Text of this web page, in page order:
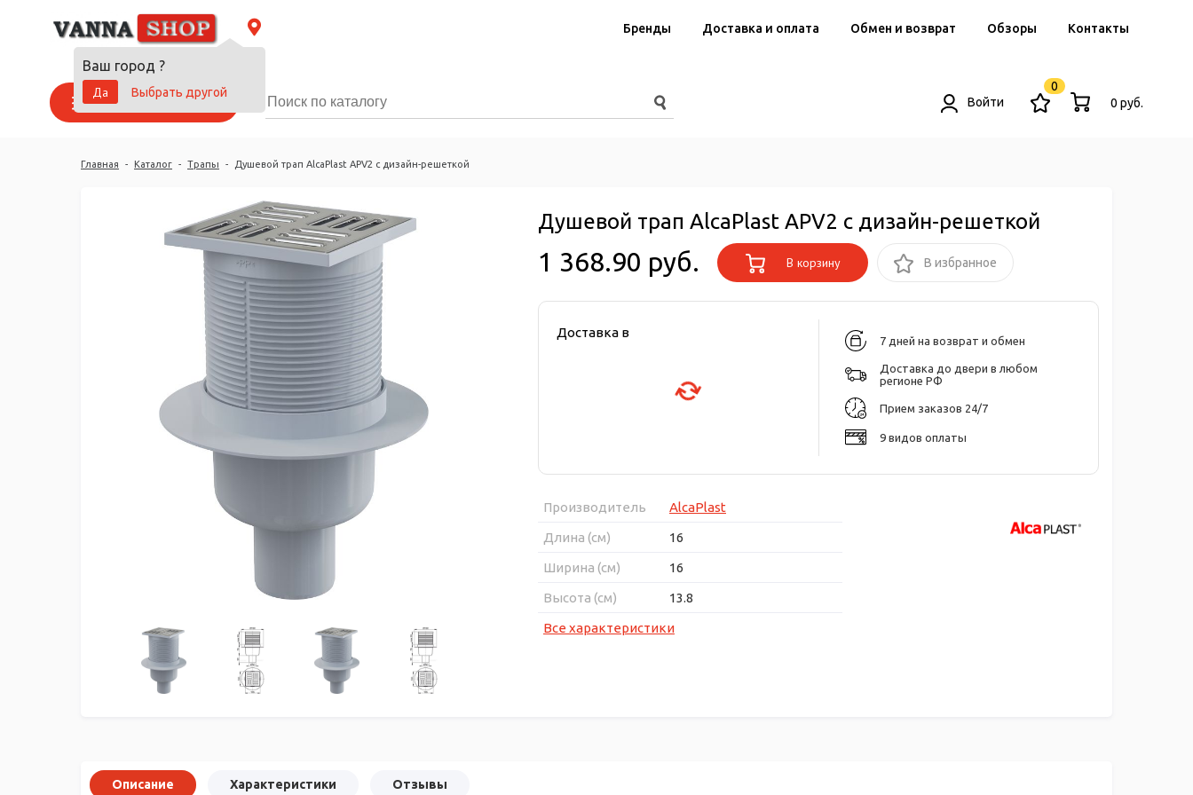
Ваш город ?
Да
Выбрать другой
Бренды Доставка и оплата Обмен и возврат Обзоры Контакты
Каталог товаров Войти
0
0 руб.
Главная - Каталог - Трапы - Душевой трап AlcaPlast APV2 с дизайн-решеткой
Душевой трап AlcaPlast APV2 с дизайн-решеткой
1 368.90 руб. В корзину В избранное
Доставка в
7 дней на возврат и обмен
Доставка до двери в любом
регионе РФ
Прием заказов 24/7
9 видов оплаты
Производитель
AlcaPlast
Длина (см)
16
Ширина (см)
16
Высота (см)
13.8
Все характеристики
Описание Характеристики Отзывы